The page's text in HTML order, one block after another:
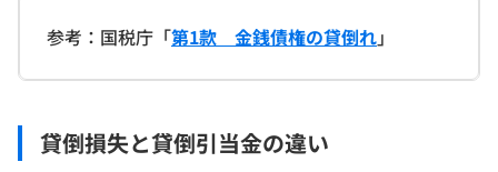
参考：国税庁「第1款 金銭債権の貸倒れ」
貸倒損失と貸倒引当金の違い